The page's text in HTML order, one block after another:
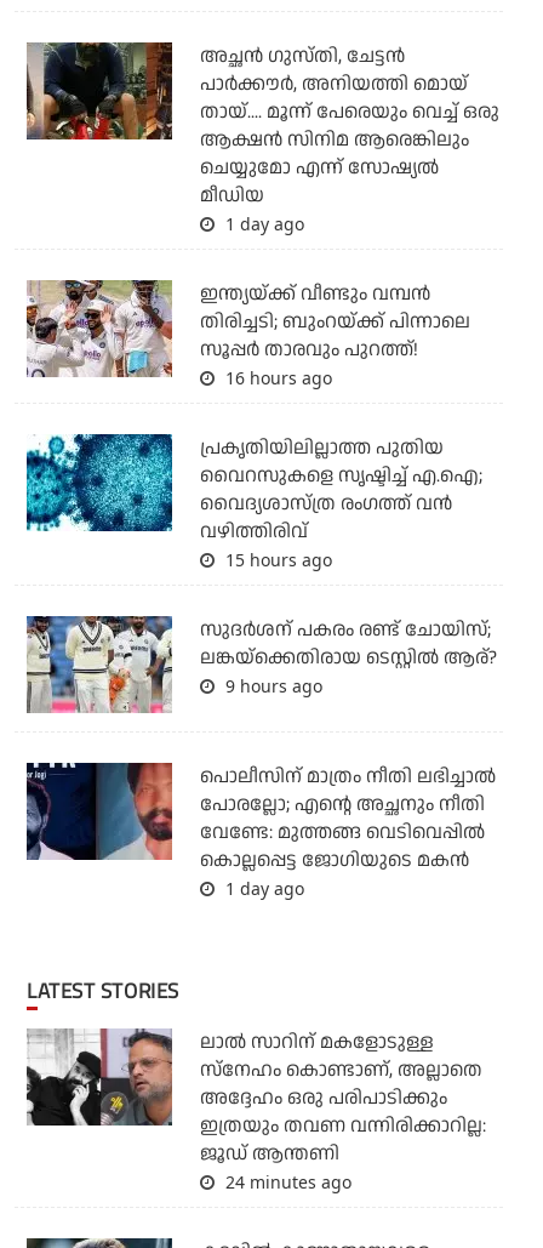
അച്ഛന്‍ ഗുസ്തി, ചേട്ടന്‍
പാര്‍ക്കൗര്‍, അനിയത്തി മൊയ്
തായ്.... മൂന്ന് പേരെയും വെച്ച് ഒരു
ആക്ഷന്‍ സിനിമ ആരെങ്കിലും
ചെയ്യുമോ എന്ന് സോഷ്യല്‍
മീഡിയ
1 day ago
ഇന്ത്യയ്ക്ക് വീണ്ടും വമ്പന്‍
തിരിച്ചടി; ബുംറയ്ക്ക് പിന്നാലെ
സൂപ്പര്‍ താരവും പുറത്ത്!
16 hours ago
പ്രകൃതിയിലില്ലാത്ത പുതിയ
വൈറസുകളെ സൃഷ്ടിച്ച് എ.ഐ;
വൈദ്യശാസ്ത്ര രംഗത്ത് വന്‍
വഴിത്തിരിവ്
15 hours ago
സുദര്‍ശന് പകരം രണ്ട് ചോയിസ്;
ലങ്കയ്‌ക്കെതിരായ ടെസ്റ്റില്‍ ആര്?
9 hours ago
പൊലീസിന് മാത്രം നീതി ലഭിച്ചാല്‍
പോരല്ലോ; എന്റെ അച്ഛനും നീതി
വേണ്ടേ: മുത്തങ്ങ വെടിവെപ്പില്‍
കൊല്ലപ്പെട്ട ജോഗിയുടെ മകന്‍
1 day ago
LATEST STORIES
ലാൽ സാറിന് മകളോടുള്ള
സ്നേഹം കൊണ്ടാണ്, അല്ലാതെ
അദ്ദേഹം ഒരു പരിപാടിക്കും
ഇത്രയും തവണ വന്നിരിക്കാറില്ല:
ജൂഡ് ആന്തണി
24 minutes ago